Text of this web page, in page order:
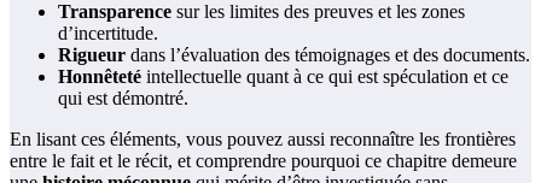
Transparence sur les limites des preuves et les zones
d’incertitude.
Rigueur dans l’évaluation des témoignages et des documents.
Honnêteté intellectuelle quant à ce qui est spéculation et ce
qui est démontré.
En lisant ces éléments, vous pouvez aussi reconnaître les frontières
entre le fait et le récit, et comprendre pourquoi ce chapitre demeure